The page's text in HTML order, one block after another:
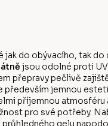
do obývacího, tak
jsou odolné proti
přepravy pečlivě
především jemnou
příjemnou
pro své potřeby.
gelu